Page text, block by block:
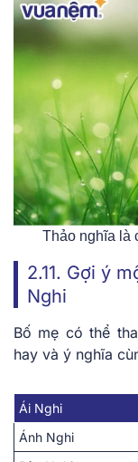
Thảo nghĩa là
2.11. Gợi ý
Nghi
Bố mẹ có thể
hay và ý nghĩa
Ái Nghi
Ánh Nghi